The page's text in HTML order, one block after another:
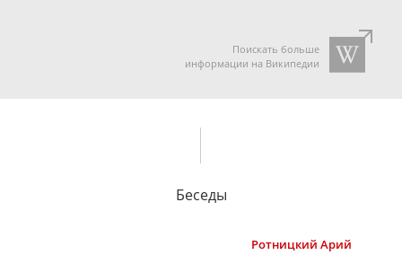
Поискать больше
информации на Википедии
Беседы
Ротницкий Арий